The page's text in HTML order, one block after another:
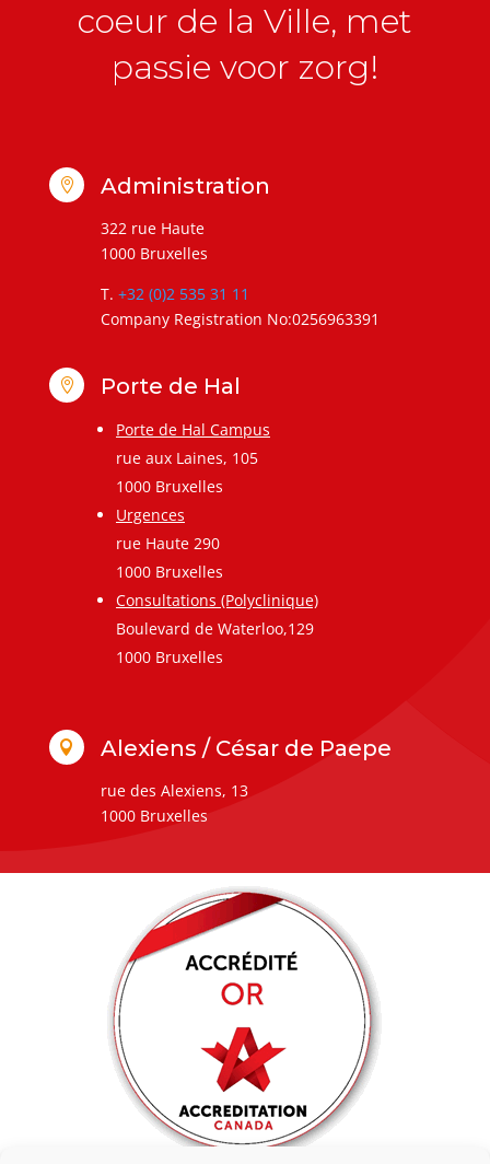
coeur de la Ville, met
passie voor zorg!
 Administration
322 rue Haute
1000 Bruxelles
T. +32 (0)2 535 31 11
Company Registration No:0256963391
 Porte de Hal
Porte de Hal Campus
rue aux Laines, 105
1000 Bruxelles
Urgences
rue Haute 290
1000 Bruxelles
Consultations (Polyclinique)
Boulevard de Waterloo,129
1000 Bruxelles
 Alexiens / César de Paepe
rue des Alexiens, 13
1000 Bruxelles